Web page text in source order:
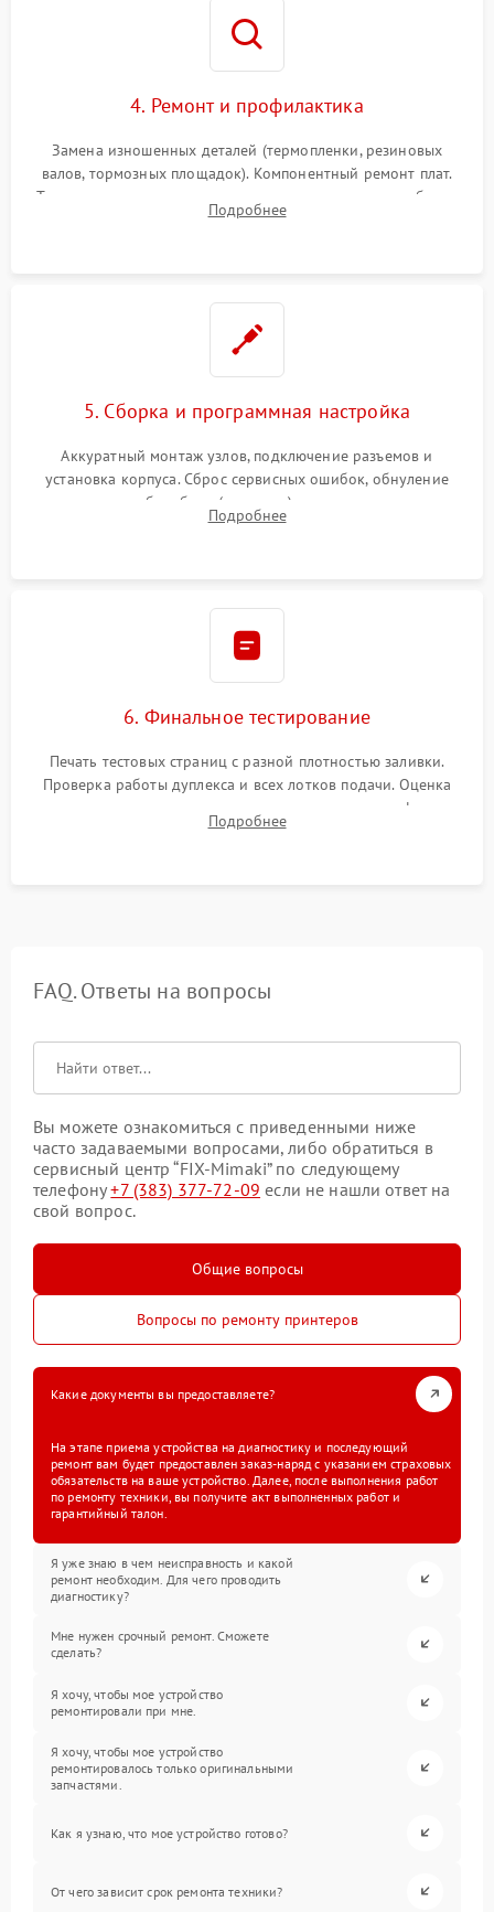
4. Ремонт и профилактика
Замена изношенных деталей (термопленки, резиновых
валов, тормозных площадок). Компонентный ремонт плат.
Тщательная очистка тракта печати, контактов и линз блока
лазера (LSU) от просыпанного тонера и пыли.
Подробнее
5. Сборка и программная настройка
Аккуратный монтаж узлов, подключение разъемов и
установка корпуса. Сброс сервисных ошибок, обнуление
счетчиков абсорбера (памперса) или узла переноса,
обновление прошивки и программная калибровка аппарата.
Подробнее
6. Финальное тестирование
Печать тестовых страниц с разной плотностью заливки.
Проверка работы дуплекса и всех лотков подачи. Оценка
качества запекания тонера и полное отсутствие дефектов
изображения перед выдачей готового устройства.
Подробнее
FAQ. Ответы на вопросы
Вы можете ознакомиться с приведенными ниже
часто задаваемыми вопросами, либо обратиться в
сервисный центр “FIX-Mimaki” по следующему
телефону+7 (383) 377-72-09 если не нашли ответ на
свой вопрос.
Общие вопросы
Вопросы по ремонту принтеров
Какие документы вы предоставляете?
На этапе приема устройства на диагностику и последующий
ремонт вам будет предоставлен заказ-наряд с указанием страховых
обязательств на ваше устройство. Далее, после выполнения работ
по ремонту техники, вы получите акт выполненных работ и
гарантийный талон.
Я уже знаю в чем неисправность и какой
ремонт необходим. Для чего проводить
диагностику?
Мне нужен срочный ремонт. Сможете
сделать?
Я хочу, чтобы мое устройство
ремонтировали при мне.
Я хочу, чтобы мое устройство
ремонтировалось только оригинальными
запчастями.
Как я узнаю, что мое устройство готово?
От чего зависит срок ремонта техники?